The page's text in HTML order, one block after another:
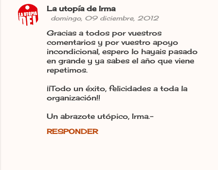
La utopía de Irma
domingo, 09 diciembre, 2012
Gracias a todos por vuestros
comentarios y por vuestro apoyo
incondicional, espero lo hayais pasado
en grande y ya sabes el año que viene
repetimos.
¡¡Todo un éxito, felicidades a toda la
organización!!
Un abrazote utópico, Irma.-
RESPONDER